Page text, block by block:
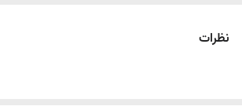
دکمه‌های کناری گوشی دسترسی داشته باشند و در
نظرات